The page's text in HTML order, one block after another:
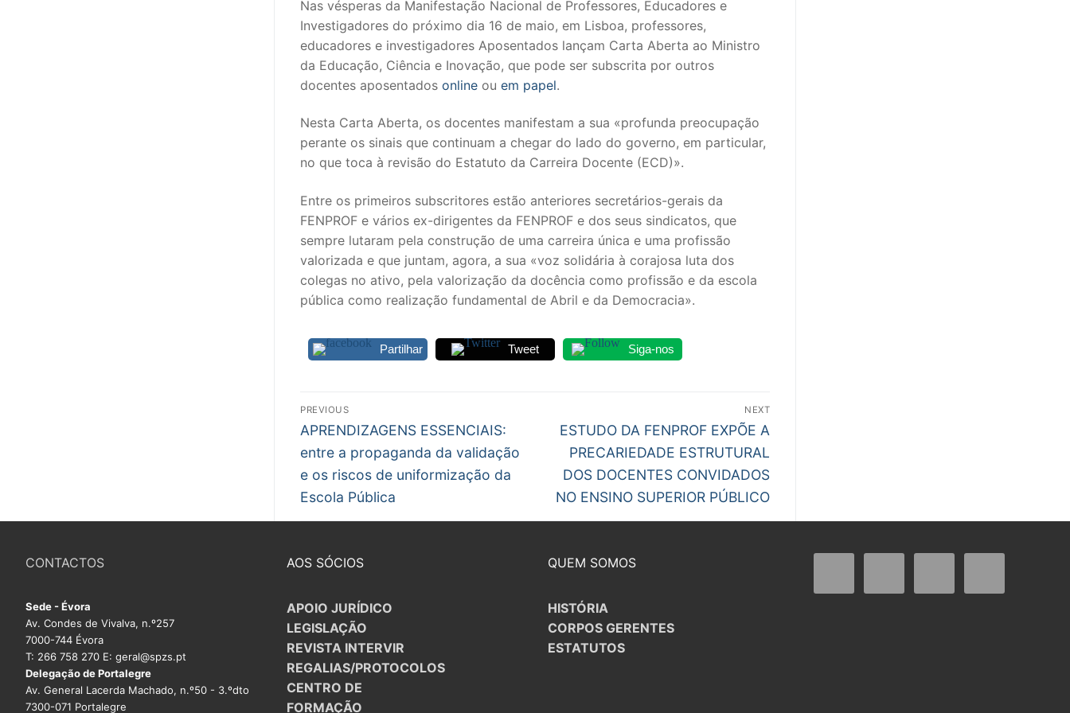
sindicalização
Legislação
PRÉ-ESCOLAR
2º/3º CEB / SECUNDÁRIO
ENSINO ARTÍSTICO
EDUCAÇÃO ESPECIAL
ENSINO SUPERIOR
DOCENTES APOSENTADOS
Formação
Área de Sócios
Revista Intervir
Contactos
Nas vésperas da Manifestação Nacional de Professores, Educadores e
Investigadores do próximo dia 16 de maio, em Lisboa, professores,
educadores e investigadores Aposentados lançam Carta Aberta ao Ministro
da Educação, Ciência e Inovação, que pode ser subscrita por outros
docentes aposentados online ou em papel.
Nesta Carta Aberta, os docentes manifestam a sua «profunda preocupação
perante os sinais que continuam a chegar do lado do governo, em particular,
no que toca à revisão do Estatuto da Carreira Docente (ECD)».
Entre os primeiros subscritores estão anteriores secretários-gerais da
FENPROF e vários ex-dirigentes da FENPROF e dos seus sindicatos, que
sempre lutaram pela construção de uma carreira única e uma profissão
valorizada e que juntam, agora, a sua «voz solidária à corajosa luta dos
colegas no ativo, pela valorização da docência como profissão e da escola
pública como realização fundamental de Abril e da Democracia».
Partilhar Tweet Siga-nos
Navegação
de
artigos
PREVIOUS
Previous
post:
APRENDIZAGENS ESSENCIAIS:
entre a propaganda da validação
e os riscos de uniformização da
Escola Pública
NEXT
Next
post:
ESTUDO DA FENPROF EXPÕE A
PRECARIEDADE ESTRUTURAL
DOS DOCENTES CONVIDADOS
NO ENSINO SUPERIOR PÚBLICO
CONTACTOS
Sede - Évora
Av. Condes de Vivalva, n.º257
7000-744 Évora
T: 266 758 270 E: geral@spzs.pt
Delegação de Portalegre
Av. General Lacerda Machado, n.º50 - 3.ºdto
7300-071 Portalegre
AOS SÓCIOS
APOIO JURÍDICO
LEGISLAÇÃO
REVISTA INTERVIR
REGALIAS/PROTOCOLOS
CENTRO DE
FORMAÇÃO
QUEM SOMOS
HISTÓRIA
CORPOS GERENTES
ESTATUTOS